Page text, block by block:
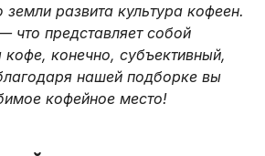
развита культура кофеен.
что представляет собой
конечно, субъективный,
нашей подборке вы
кофейное место!